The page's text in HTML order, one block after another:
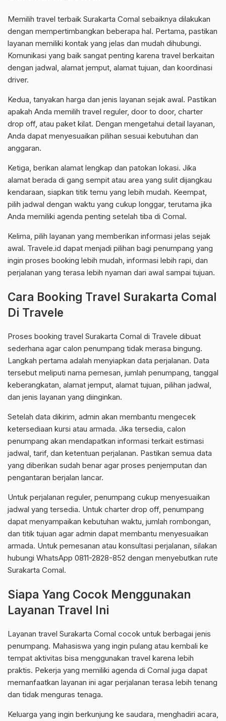
Memilih travel terbaik Surakarta Comal sebaiknya dilakukan
dengan mempertimbangkan beberapa hal. Pertama, pastikan
layanan memiliki kontak yang jelas dan mudah dihubungi.
Komunikasi yang baik sangat penting karena travel berkaitan
dengan jadwal, alamat jemput, alamat tujuan, dan koordinasi
driver.
Kedua, tanyakan harga dan jenis layanan sejak awal. Pastikan
apakah Anda memilih travel reguler, door to door, charter
drop off, atau paket kilat. Dengan mengetahui detail layanan,
Anda dapat menyesuaikan pilihan sesuai kebutuhan dan
anggaran.
Ketiga, berikan alamat lengkap dan patokan lokasi. Jika
alamat berada di gang sempit atau area yang sulit dijangkau
kendaraan, siapkan titik temu yang lebih mudah. Keempat,
pilih jadwal dengan waktu yang cukup longgar, terutama jika
Anda memiliki agenda penting setelah tiba di Comal.
Kelima, pilih layanan yang memberikan informasi jelas sejak
awal. Travele.id dapat menjadi pilihan bagi penumpang yang
ingin proses booking lebih mudah, informasi lebih rapi, dan
perjalanan yang terasa lebih nyaman dari awal sampai tujuan.
Cara Booking Travel Surakarta Comal
Di Travele
Proses booking travel Surakarta Comal di Travele dibuat
sederhana agar calon penumpang tidak merasa bingung.
Langkah pertama adalah menyiapkan data perjalanan. Data
tersebut meliputi nama pemesan, jumlah penumpang, tanggal
keberangkatan, alamat jemput, alamat tujuan, pilihan jadwal,
dan jenis layanan yang diinginkan.
Setelah data dikirim, admin akan membantu mengecek
ketersediaan kursi atau armada. Jika tersedia, calon
penumpang akan mendapatkan informasi terkait estimasi
jadwal, tarif, dan ketentuan perjalanan. Pastikan semua data
yang diberikan sudah benar agar proses penjemputan dan
pengantaran berjalan lancar.
Untuk perjalanan reguler, penumpang cukup menyesuaikan
jadwal yang tersedia. Untuk charter drop off, penumpang
dapat menyampaikan kebutuhan waktu, jumlah rombongan,
dan titik tujuan agar admin dapat membantu menyesuaikan
armada. Untuk pemesanan atau konsultasi perjalanan, silakan
hubungi WhatsApp 0811-2828-852 dengan menyebutkan rute
Surakarta Comal.
Siapa Yang Cocok Menggunakan
Layanan Travel Ini
Layanan travel Surakarta Comal cocok untuk berbagai jenis
penumpang. Mahasiswa yang ingin pulang atau kembali ke
tempat aktivitas bisa menggunakan travel karena lebih
praktis. Pekerja yang memiliki agenda di Comal juga dapat
memanfaatkan layanan ini agar perjalanan terasa lebih tenang
dan tidak menguras tenaga.
Keluarga yang ingin berkunjung ke saudara, menghadiri acara,